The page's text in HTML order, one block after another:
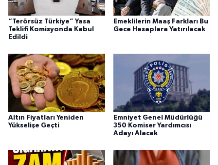
“Terörsüz Türkiye” Yasa
Teklifi Komisyonda Kabul
Edildi
Emeklilerin Maaş Farkları Bu
Gece Hesaplara Yatırılacak
Altın Fiyatları Yeniden
Yükselişe Geçti
Emniyet Genel Müdürlüğü
350 Komiser Yardımcısı
Adayı Alacak